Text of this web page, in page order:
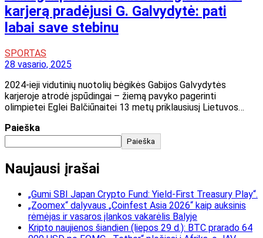
karjerą pradėjusi G. Galvydytė: pati
labai save stebinu
SPORTAS
28 vasario, 2025
2024-ieji vidutinių nuotolių bėgikės Gabijos Galvydytės
karjeroje atrodė įspūdingai – žiemą pavyko pagerinti
olimpietei Eglei Balčiūnaitei 13 metų priklausiusį Lietuvos…
Paieška
Paieška
Naujausi įrašai
„Gumi SBI Japan Crypto Fund: Yield-First Treasury Play“.
„Zoomex“ dalyvaus „Coinfest Asia 2026“ kaip auksinis
rėmėjas ir vasaros įlankos vakarėlis Balyje
Kripto naujienos šiandien (liepos 29 d.): BTC prarado 64